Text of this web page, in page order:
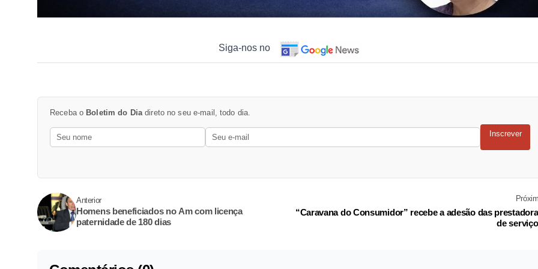
Siga-nos no
Receba o Boletim do Diadireto no seu e-mail, todo dia.
Inscrever
Anterior
Homens beneficiados no Am com licença
paternidade de 180 dias
“Caravana do Consumidor” recebe a adesão das
de